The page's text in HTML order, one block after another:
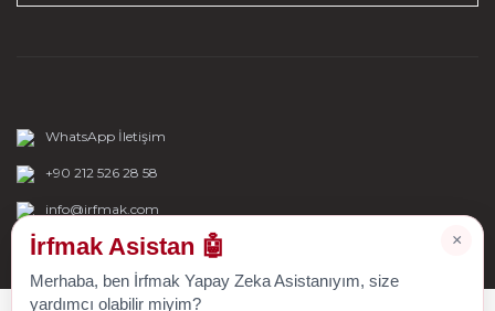
WhatsApp İletişim
+90 212 526 28 58
info@irfmak.com
×
İrfmak Asistan 🤖
Merhaba, ben İrfmak Yapay Zeka Asistanıyım, size
yardımcı olabilir miyim?